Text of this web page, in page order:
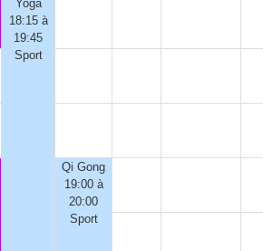
Yoga
18:15 à
19:45
Sport
Qi Gong
19:00 à
20:00
Sport